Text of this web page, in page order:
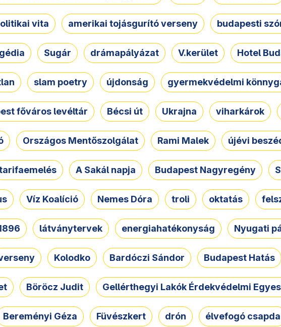
vita amerikai tojásgurító verseny budapesti
Sugár drámapályázat V.kerület Hotel
slam poetry újdonság gyermekvédelmi
főváros levéltár Bécsi út Ukrajna viharkárok
Országos Mentőszolgálat Rami Malek újévi
A Sakál napja Budapest Nagyregény
Víz Koalíció Nemes Dóra troli oktatás
látványtervek energiahatékonyság Nyugati
Kolodko Bardóczi Sándor Budapest Hatás
Böröcz Judit Gellérthegyi Lakók Érdekvédelmi
Bereményi Géza Füvészkert drón élvefogó csapda